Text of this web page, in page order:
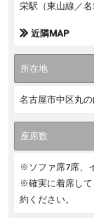
2025年11月22日(
vs.ジョージア
現地観戦チケ
栄駅（東山線／
近隣MAP
所在地
名古屋市中区丸
座席数
※ソファ席7席、
※確実に着席して
約ください。